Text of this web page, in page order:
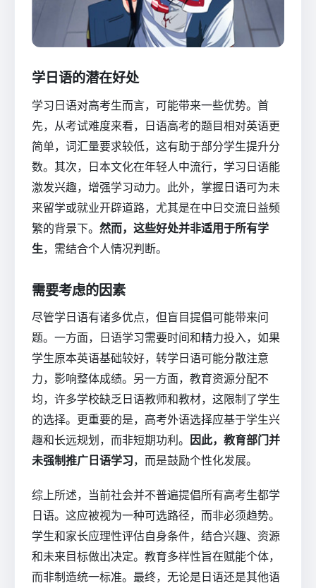
学日语的潜在好处
学习日语对高考生而言，可能带来一些优势。首
先，从考试难度来看，日语高考的题目相对英语更
简单，词汇量要求较低，这有助于部分学生提升分
数。其次，日本文化在年轻人中流行，学习日语能
激发兴趣，增强学习动力。此外，掌握日语可为未
来留学或就业开辟道路，尤其是在中日交流日益频
繁的背景下。 然而，这些好处并非适用于所有学
生，需结合个人情况判断。
需要考虑的因素
尽管学日语有诸多优点，但盲目提倡可能带来问
题。一方面，日语学习需要时间和精力投入，如果
学生原本英语基础较好，转学日语可能分散注意
力，影响整体成绩。另一方面，教育资源分配不
均，许多学校缺乏日语教师和教材，这限制了学生
的选择。更重要的是，高考外语选择应基于学生兴
趣和长远规划，而非短期功利。
因此，教育部门并
未强制推广日语学习，而是鼓励个性化发展。
综上所述，当前社会并不普遍提倡所有高考生都学
日语。这应被视为一种可选路径，而非必须趋势。
学生和家长应理性评估自身条件，结合兴趣、资源
和未来目标做出决定。教育多样性旨在赋能个体，
而非制造统一标准。最终，无论是日语还是其他语